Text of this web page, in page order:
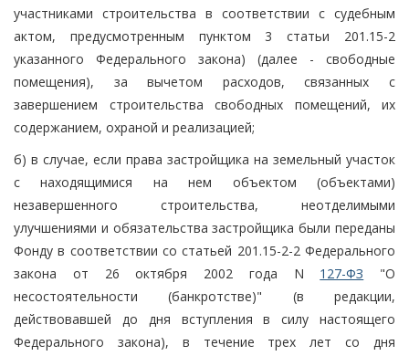
участниками строительства в соответствии с судебным
актом, предусмотренным пунктом 3 статьи 201.15-2
указанного Федерального закона) (далее - свободные
помещения), за вычетом расходов, связанных с
завершением строительства свободных помещений, их
содержанием, охраной и реализацией;
б) в случае, если права застройщика на земельный участок
с находящимися на нем объектом (объектами)
незавершенного строительства, неотделимыми
улучшениями и обязательства застройщика были переданы
Фонду в соответствии со статьей 201.15-2-2 Федерального
закона от 26 октября 2002 года N 127-ФЗ "О
несостоятельности (банкротстве)" (в редакции,
действовавшей до дня вступления в силу настоящего
Федерального закона), в течение трех лет со дня